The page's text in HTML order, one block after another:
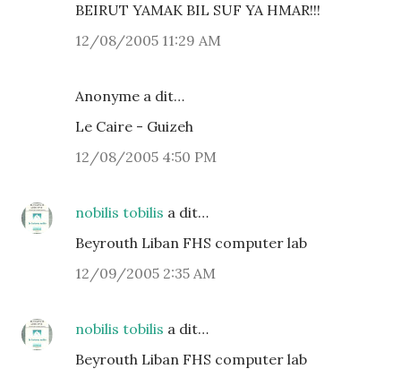
BEIRUT YAMAK BIL SUF YA HMAR!!!
12/08/2005 11:29 AM
Anonyme a dit…
Le Caire - Guizeh
12/08/2005 4:50 PM
nobilis tobilis a dit…
Beyrouth Liban FHS computer lab
12/09/2005 2:35 AM
nobilis tobilis a dit…
Beyrouth Liban FHS computer lab